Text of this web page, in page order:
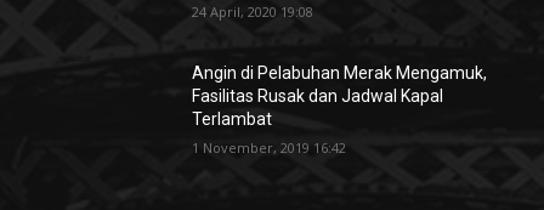
24 April, 2020 19:08
Angin di Pelabuhan Merak Mengamuk,
Fasilitas Rusak dan Jadwal Kapal
Terlambat
1 November, 2019 16:42